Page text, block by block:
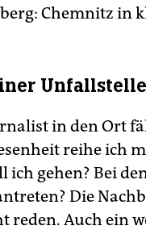
Chemnitz in
Unfallstelle
in den Ort
reihe ich
ich gehen? Bei
Die
reden. Auch ein